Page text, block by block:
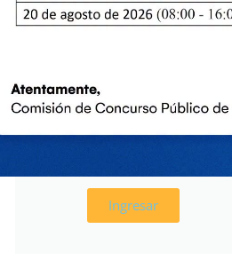
RESOLUCIONES
DE ASAMBLEA
Ingresar